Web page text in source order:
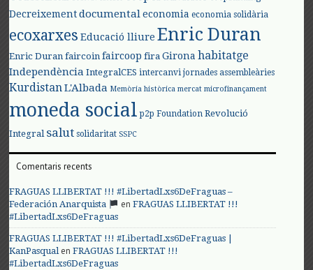
Decreixement documental economia economia solidària
ecoxarxes Educació lliure Enric Duran
Enric Duran faircoin faircoop fira Girona habitatge
Independència IntegralCES intercanvi jornades assembleàries
KurdistanL'Albada Memòria històrica mercat microfinançament
moneda social p2p Foundation Revolució
Integral salut solidaritat SSPC
Comentaris recents
FRAGUAS LLIBERTAT !!! #LibertadLxs6DeFraguas –
Federación Anarquista
enFRAGUAS LLIBERTAT !!!
#LibertadLxs6DeFraguas
FRAGUAS LLIBERTAT !!! #LibertadLxs6DeFraguas |
KanPasqualenFRAGUAS LLIBERTAT !!!
#LibertadLxs6DeFraguas